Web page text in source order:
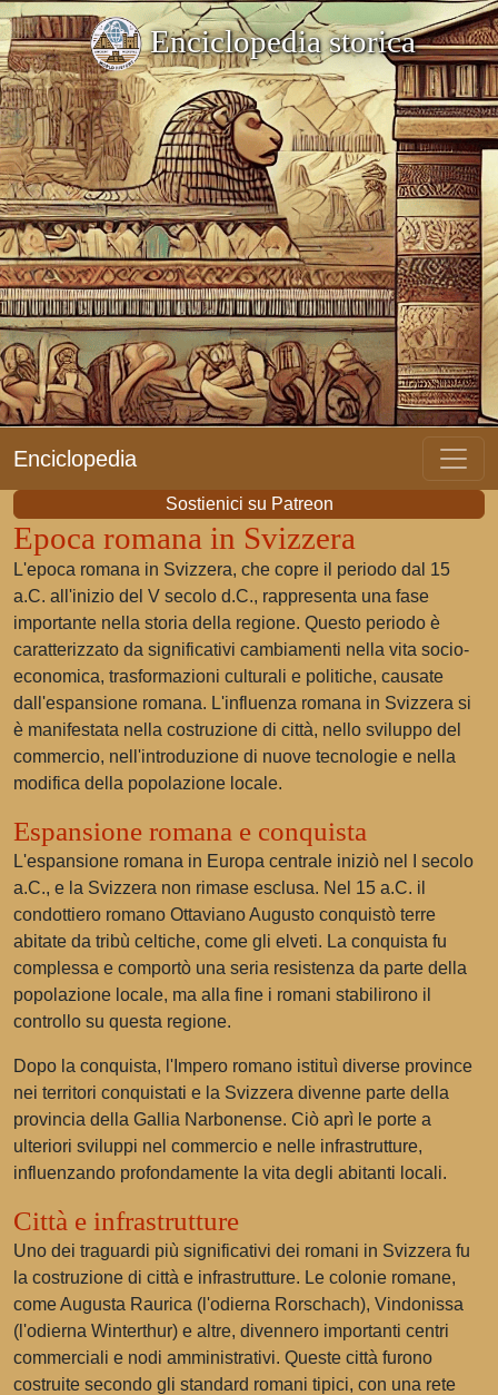
Enciclopedia storica
Enciclopedia
Sostienici su Patreon
Epoca romana in Svizzera
L'epoca romana in Svizzera, che copre il periodo dal 15
a.C. all'inizio del V secolo d.C., rappresenta una fase
importante nella storia della regione. Questo periodo è
caratterizzato da significativi cambiamenti nella vita socio-
economica, trasformazioni culturali e politiche, causate
dall'espansione romana. L'influenza romana in Svizzera si
è manifestata nella costruzione di città, nello sviluppo del
commercio, nell'introduzione di nuove tecnologie e nella
modifica della popolazione locale.
Espansione romana e conquista
L'espansione romana in Europa centrale iniziò nel I secolo
a.C., e la Svizzera non rimase esclusa. Nel 15 a.C. il
condottiero romano Ottaviano Augusto conquistò terre
abitate da tribù celtiche, come gli elveti. La conquista fu
complessa e comportò una seria resistenza da parte della
popolazione locale, ma alla fine i romani stabilirono il
controllo su questa regione.
Dopo la conquista, l'Impero romano istituì diverse province
nei territori conquistati e la Svizzera divenne parte della
provincia della Gallia Narbonense. Ciò aprì le porte a
ulteriori sviluppi nel commercio e nelle infrastrutture,
influenzando profondamente la vita degli abitanti locali.
Città e infrastrutture
Uno dei traguardi più significativi dei romani in Svizzera fu
la costruzione di città e infrastrutture. Le colonie romane,
come Augusta Raurica (l'odierna Rorschach), Vindonissa
(l'odierna Winterthur) e altre, divennero importanti centri
commerciali e nodi amministrativi. Queste città furono
costruite secondo gli standard romani tipici, con una rete